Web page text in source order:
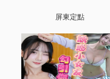
屏東定點